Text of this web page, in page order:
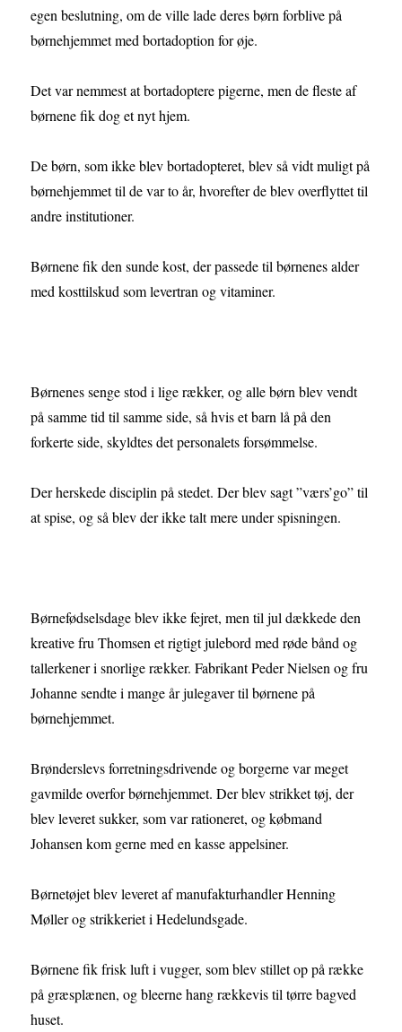
egen beslutning, om de ville lade deres børn forblive på
børnehjemmet med bortadoption for øje.
Det var nemmest at bortadoptere pigerne, men de fleste af
børnene fik dog et nyt hjem.
De børn, som ikke blev bortadopteret, blev så vidt muligt på
børnehjemmet til de var to år, hvorefter de blev overflyttet til
andre institutioner.
Børnene fik den sunde kost, der passede til børnenes alder
med kosttilskud som levertran og vitaminer.
Børnenes senge stod i lige rækker, og alle børn blev vendt
på samme tid til samme side, så hvis et barn lå på den
forkerte side, skyldtes det personalets forsømmelse.
Der herskede disciplin på stedet. Der blev sagt ”værs’go” til
at spise, og så blev der ikke talt mere under spisningen.
Børnefødselsdage blev ikke fejret, men til jul dækkede den
kreative fru Thomsen et rigtigt julebord med røde bånd og
tallerkener i snorlige rækker. Fabrikant Peder Nielsen og fru
Johanne sendte i mange år julegaver til børnene på
børnehjemmet.
Brønderslevs forretningsdrivende og borgerne var meget
gavmilde overfor børnehjemmet. Der blev strikket tøj, der
blev leveret sukker, som var rationeret, og købmand
Johansen kom gerne med en kasse appelsiner.
Børnetøjet blev leveret af manufakturhandler Henning
Møller og strikkeriet i Hedelundsgade.
Børnene fik frisk luft i vugger, som blev stillet op på række
på græsplænen, og bleerne hang rækkevis til tørre bagved
huset.